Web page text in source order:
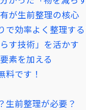
が生前整理の核心
で効率よく整理す
す技術」を活かす
素を加える
料です！
生前整理が必要？